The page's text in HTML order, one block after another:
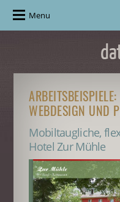
Menu
ARBEITSBEISPIELE:
WEBDESIGN UND
Mobiltaugliche,
Hotel Zur Mühle